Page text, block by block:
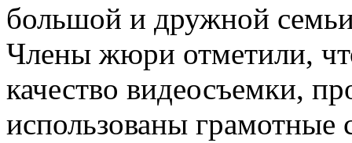
большой и дружной
Члены жюри отметили,
качество видеосъемки,
использованы